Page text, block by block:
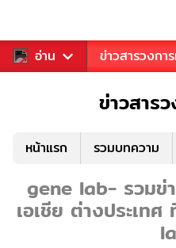
อ่าน
ข่าวบันเทิง ข่าวสารวงกา
ข่าวสาร
หน้าแรก รวมบทความ
gene lab- รวมข่
เอเชีย ต่างประเท